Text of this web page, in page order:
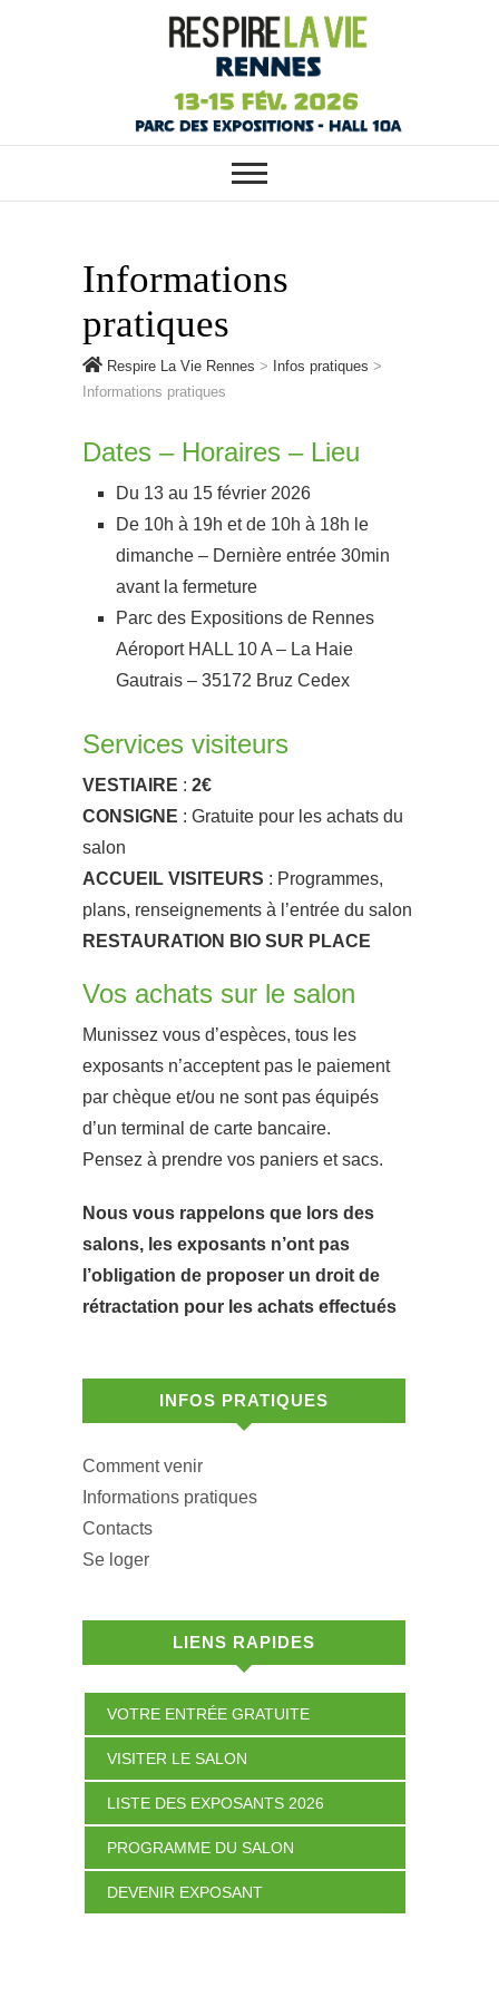
Respire La Vie
Rennes
RESPIRE LA VIE RENNES :
VOTRE SALON ÉCOLO, BIO,
BIEN-ÊTRE ET HABITAT SAIN
Informations
pratiques
Respire La Vie Rennes > Infos pratiques >
Informations pratiques
Dates – Horaires – Lieu
Du 13 au 15 février 2026
De 10h à 19h et de 10h à 18h le
dimanche – Dernière entrée 30min
avant la fermeture
Parc des Expositions de Rennes
Aéroport HALL 10 A – La Haie
Gautrais – 35172 Bruz Cedex
Services visiteurs
VESTIAIRE : 2€
CONSIGNE : Gratuite pour les achats du
salon
ACCUEIL VISITEURS : Programmes,
plans, renseignements à l’entrée du salon
RESTAURATION BIO SUR PLACE
Vos achats sur le salon
Munissez vous d’espèces, tous les
exposants n’acceptent pas le paiement
par chèque et/ou ne sont pas équipés
d’un terminal de carte bancaire.
Pensez à prendre vos paniers et sacs.
Nous vous rappelons que lors des
salons, les exposants n’ont pas
l’obligation de proposer un droit de
rétractation pour les achats effectués
INFOS PRATIQUES
Comment venir
Informations pratiques
Contacts
Se loger
LIENS RAPIDES
VOTRE ENTRÉE GRATUITE
VISITER LE SALON
LISTE DES EXPOSANTS 2026
PROGRAMME DU SALON
DEVENIR EXPOSANT